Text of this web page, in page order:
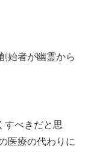
始者が幽霊から
すべきだと思
医療の代わりに